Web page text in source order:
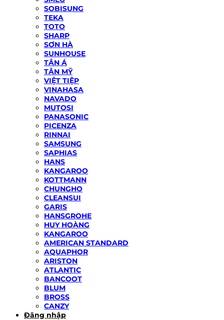
SOBISUNG
TEKA
TOTO
SHARP
SƠN HÀ
SUNHOUSE
TÂN Á
TÂN MỸ
VIỆT TIỆP
VINAHASA
NAVADO
MUTOSI
PANASONIC
PICENZA
RINNAI
SAMSUNG
SAPHIAS
HANS
KANGAROO
KOTTMANN
CHUNGHO
CLEANSUI
GARIS
HANSGROHE
HUY HOÀNG
KANGAROO
AMERICAN STANDARD
AQUAPHOR
ARISTON
ATLANTIC
BANCOOT
BLUM
BROSS
CANZY
Đăng nhập